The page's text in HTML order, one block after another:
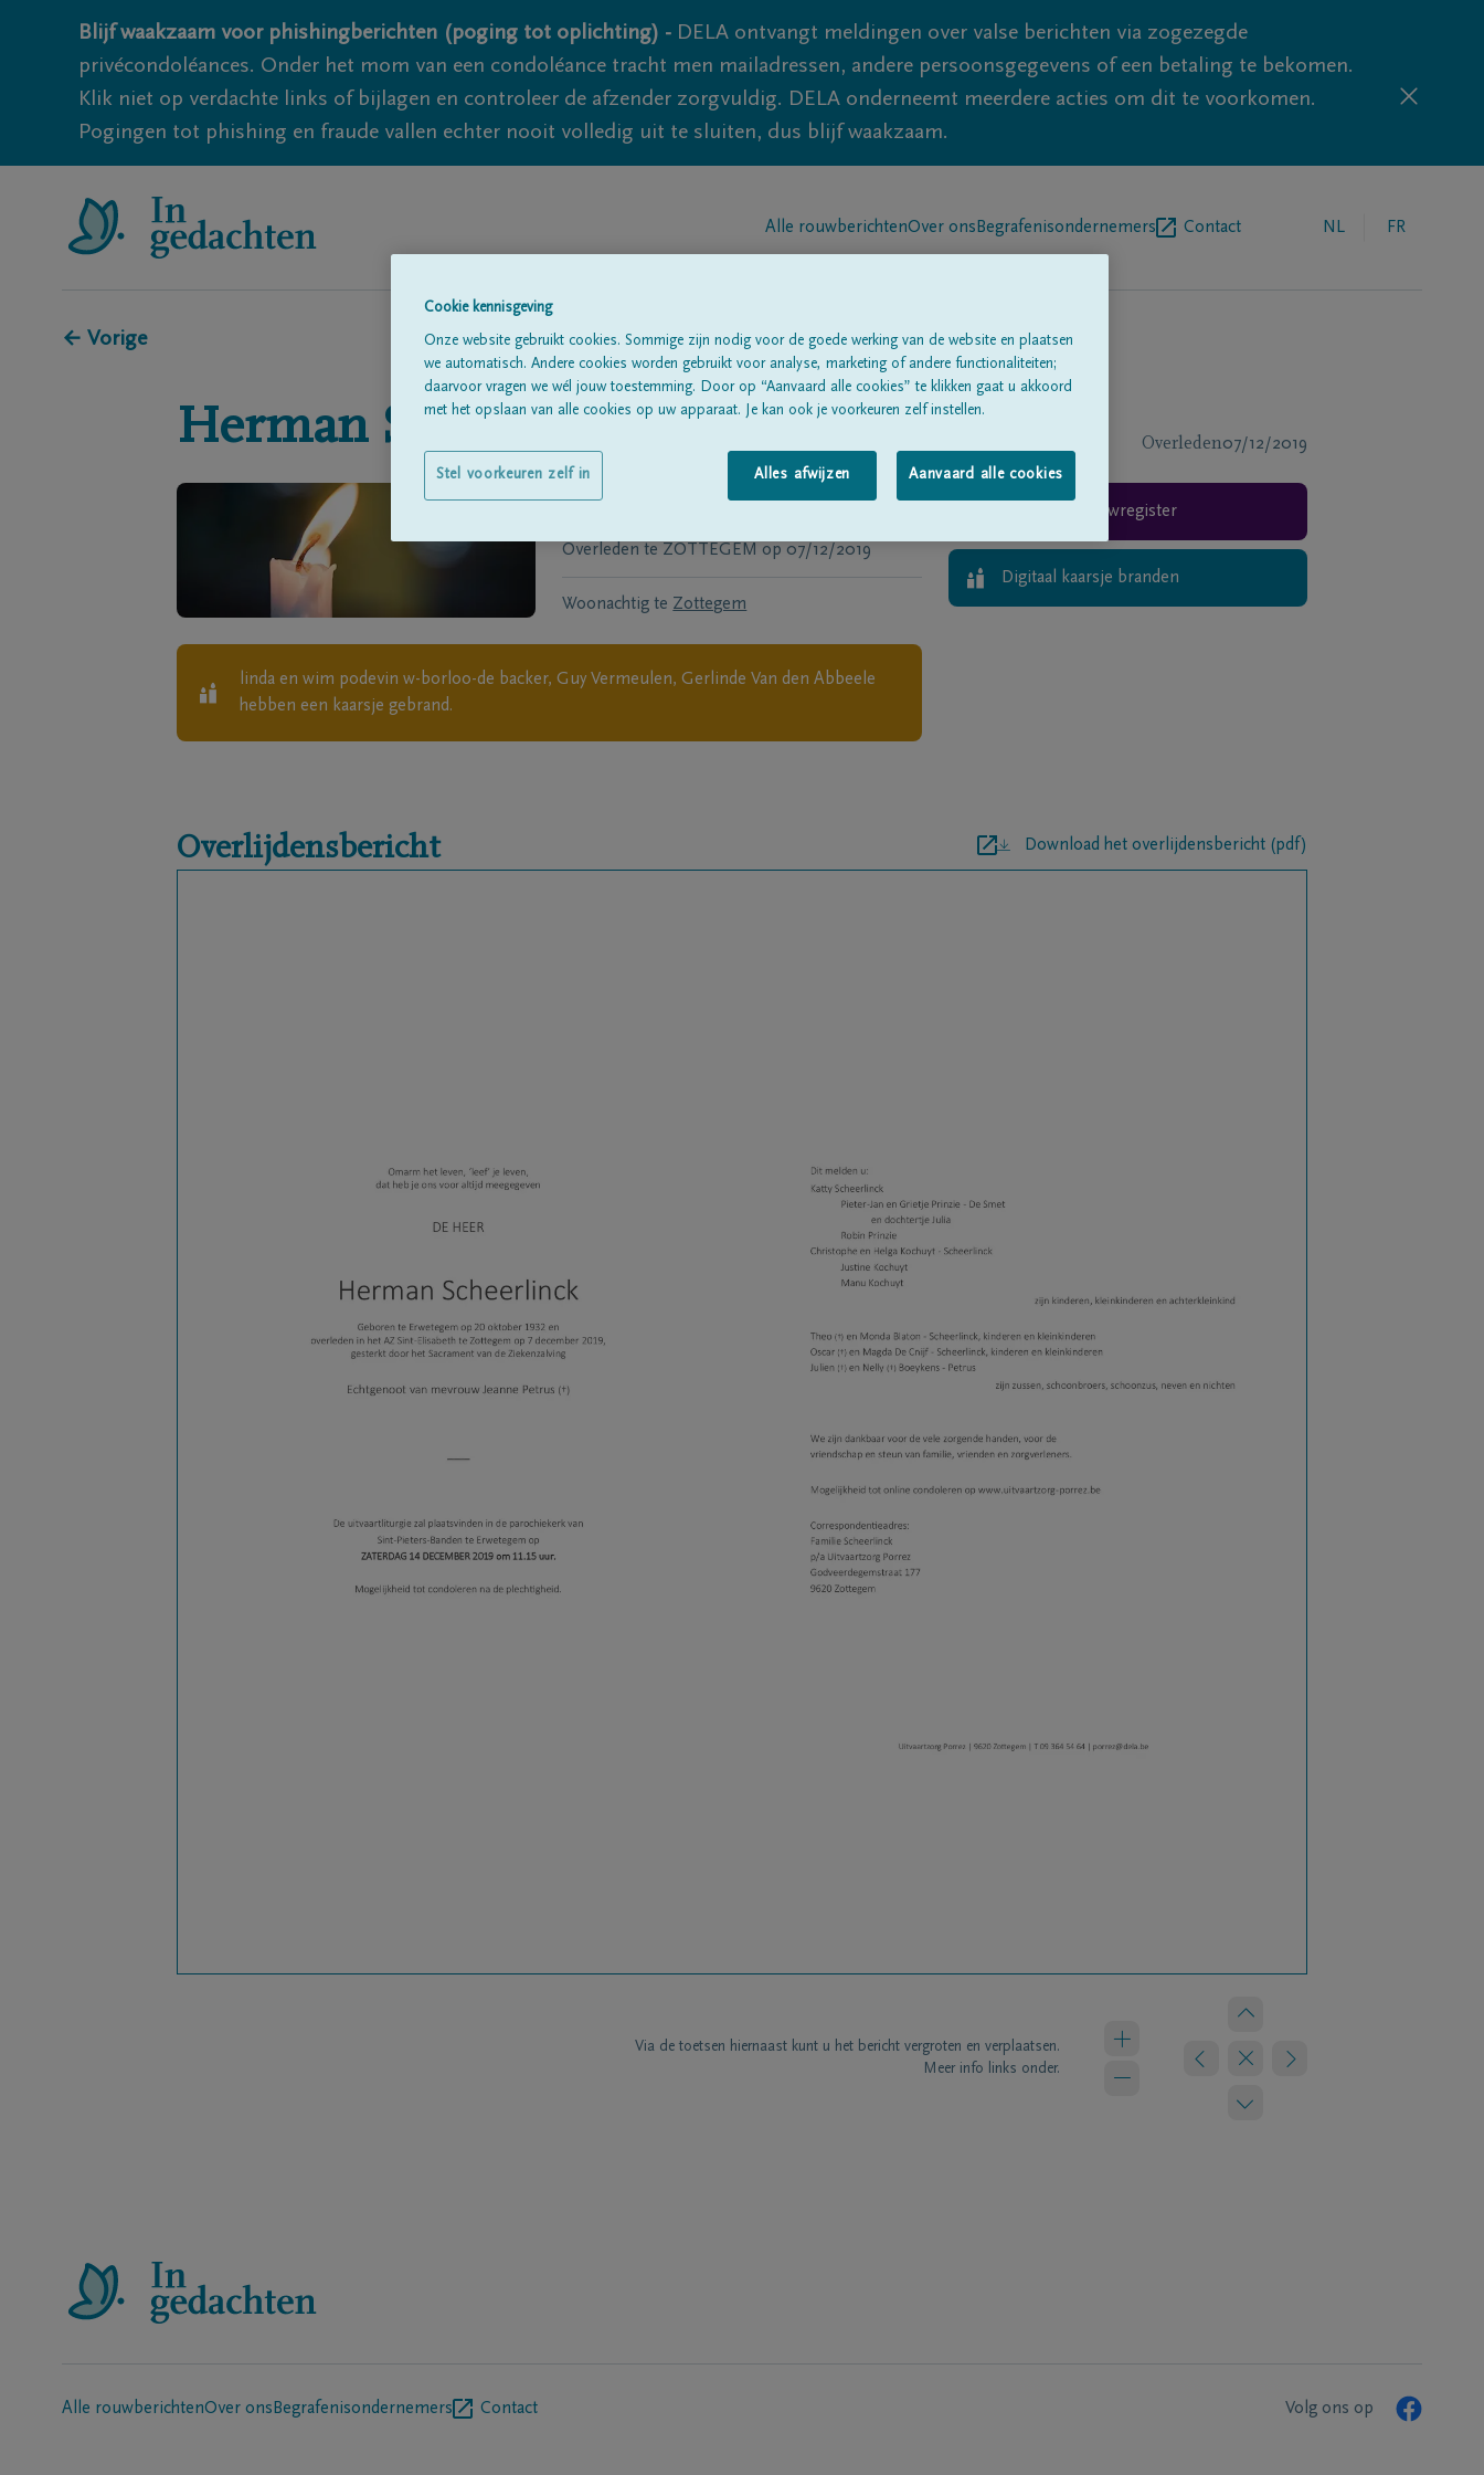
Blijf waakzaam voor phishingberichten (poging tot oplichting) - DELA ontvangt meldingen over valse berichten via zogezegde
privécondoléances. Onder het mom van een condoléance tracht men mailadressen, andere persoonsgegevens of een betaling te bekomen.
Klik niet op verdachte links of bijlagen en controleer de afzender zorgvuldig. DELA onderneemt meerdere acties om dit te voorkomen.
Pogingen tot phishing en fraude vallen echter nooit volledig uit te sluiten, dus blijf waakzaam.
Alle rouwberichtenOver ons Begrafenisondernemers Contact NL FR
← Vorige
Herman Scheerlinck Overleden07/12/2019
Geboren te Erwetegem
Overleden te ZOTTEGEM op 07/12/2019
Woonachtig te Zottegem
linda en wim podevin w-borloo-de backer, Guy Vermeulen, Gerlinde Van den Abbeele
hebben een kaarsje gebrand.
Rouwregister
Digitaal kaarsje branden
Overlijdensbericht Download het overlijdensbericht (pdf)
Via de toetsen hiernaast kunt u het bericht vergroten en verplaatsen.
Meer info links onder.
Alle rouwberichtenOver ons Begrafenisondernemers Contact Volg ons op
Cookie kennisgeving
Onze website gebruikt cookies. Sommige zijn nodig voor de goede werking van de website en plaatsen
we automatisch. Andere cookies worden gebruikt voor analyse, marketing of andere functionaliteiten;
daarvoor vragen we wél jouw toestemming. Door op “Aanvaard alle cookies” te klikken gaat u akkoord
met het opslaan van alle cookies op uw apparaat. Je kan ook je voorkeuren zelf instellen.
Alles afwijzen Aanvaard alle cookies
Stel voorkeuren zelf in